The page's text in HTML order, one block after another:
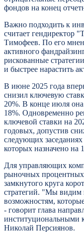
фондов на конец
Важно подходить к
считает гендиректор
Тимофеев. По его
активного
рискованные
и быстрее нарастить
В июне 2025 года
снизил ключевую
20%. В конце июля
18%. Одновременно
ключевой ставки на
годовых, допустив
следующих
которых назначено на
Для управляющих
рыночных
замкнутого круга
стратегий. "Мы видим
возможностям,
- говорит глава
Николай Персиянов.